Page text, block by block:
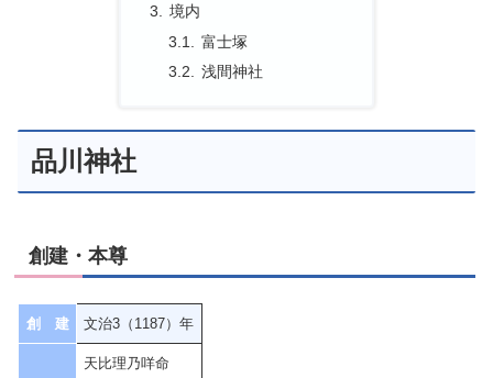
境内
富士塚
浅間神社
品川神社
創建・本尊
創 建 文治3（1187）年
天比理乃咩命